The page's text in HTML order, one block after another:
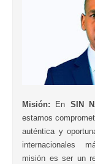
Misión: En SIN
estamos
auténtica y
internacionales
misión es ser un